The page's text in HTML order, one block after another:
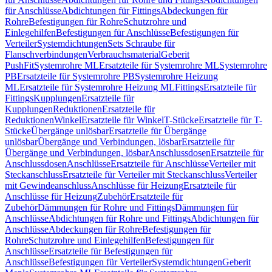
für AnschlüsseAbdichtungen für FittingsAbdeckungen für
RohreBefestigungen für RohreSchutzrohre und
EinlegehilfenBefestigungen für AnschlüsseBefestigungen für
VerteilerSystemdichtungenSets Schraube für
FlanschverbindungenVerbrauchsmaterialGeberit
PushFitSystemrohre MLErsatzteile für Systemrohre MLSystemrohre
PBErsatzteile für Systemrohre PBSystemrohre Heizung
MLErsatzteile für Systemrohre Heizung MLFittingsErsatzteile für
FittingsKupplungenErsatzteile für
KupplungenReduktionenErsatzteile für
ReduktionenWinkelErsatzteile für WinkelT-StückeErsatzteile für T-
StückeÜbergänge unlösbarErsatzteile für Übergänge
unlösbarÜbergänge und Verbindungen, lösbarErsatzteile für
Übergänge und Verbindungen, lösbarAnschlussdosenErsatzteile für
AnschlussdosenAnschlüsseErsatzteile für AnschlüsseVerteiler mit
SteckanschlussErsatzteile für Verteiler mit SteckanschlussVerteiler
mit GewindeanschlussAnschlüsse für HeizungErsatzteile für
Anschlüsse für HeizungZubehörErsatzteile für
ZubehörDämmungen für Rohre und FittingsDämmungen für
AnschlüsseAbdichtungen für Rohre und FittingsAbdichtungen für
AnschlüsseAbdeckungen für RohreBefestigungen für
RohreSchutzrohre und EinlegehilfenBefestigungen für
AnschlüsseErsatzteile für Befestigungen für
AnschlüsseBefestigungen für VerteilerSystemdichtungenGeberit